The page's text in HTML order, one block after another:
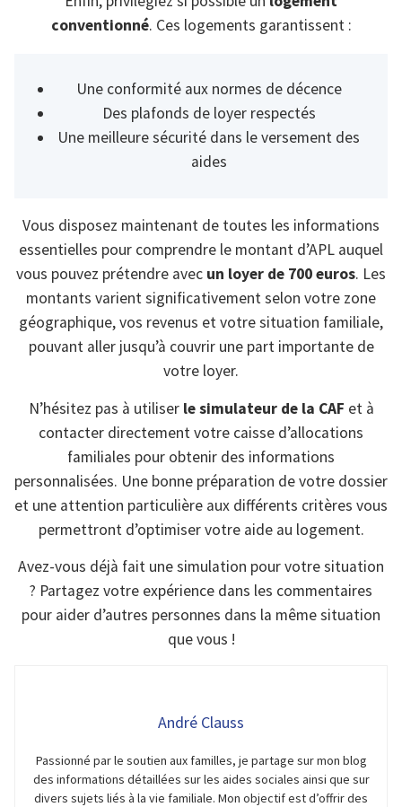
conventionné. Ces logements garantissent :
Une conformité aux normes de décence
Des plafonds de loyer respectés
Une meilleure sécurité dans le versement des
aides
Vous disposez maintenant de toutes les informations
essentielles pour comprendre le montant d’APL auquel
vous pouvez prétendre avec un loyer de 700 euros. Les
montants varient significativement selon votre zone
géographique, vos revenus et votre situation familiale,
pouvant aller jusqu’à couvrir une part importante de
votre loyer.
N’hésitez pas à utiliser le simulateur de la CAF et à
contacter directement votre caisse d’allocations
familiales pour obtenir des informations
personnalisées. Une bonne préparation de votre dossier
et une attention particulière aux différents critères vous
permettront d’optimiser votre aide au logement.
Avez-vous déjà fait une simulation pour votre situation
? Partagez votre expérience dans les commentaires
pour aider d’autres personnes dans la même situation
que vous !
André Clauss
Passionné par le soutien aux familles, je partage sur mon blog
des informations détaillées sur les aides sociales ainsi que sur
divers sujets liés à la vie familiale. Mon objectif est d’offrir des